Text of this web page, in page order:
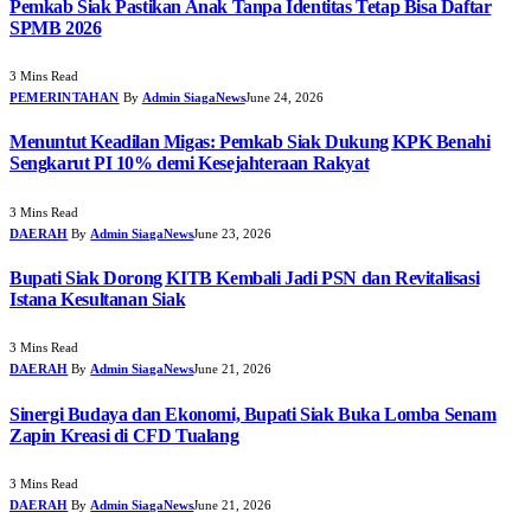
Pemkab Siak Pastikan Anak Tanpa Identitas Tetap Bisa Daftar
SPMB 2026
3 Mins Read
PEMERINTAHAN By Admin SiagaNewsJune 24, 2026
Menuntut Keadilan Migas: Pemkab Siak Dukung KPK Benahi
Sengkarut PI 10% demi Kesejahteraan Rakyat
3 Mins Read
DAERAH By Admin SiagaNewsJune 23, 2026
Bupati Siak Dorong KITB Kembali Jadi PSN dan Revitalisasi
Istana Kesultanan Siak
3 Mins Read
DAERAH By Admin SiagaNewsJune 21, 2026
Sinergi Budaya dan Ekonomi, Bupati Siak Buka Lomba Senam
Zapin Kreasi di CFD Tualang
3 Mins Read
DAERAH By Admin SiagaNewsJune 21, 2026